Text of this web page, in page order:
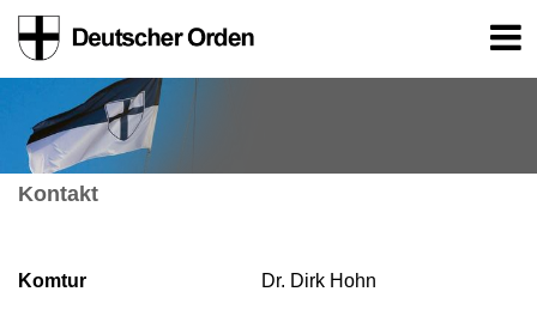
Kontakt
Komtur Dr. Dirk Hohn